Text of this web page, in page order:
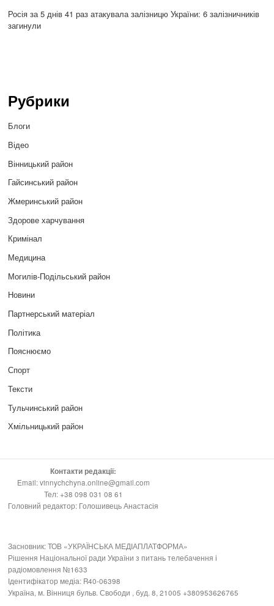
Росія за 5 днів 41 раз атакувала залізницю України: 6 залізничників
загинули
Рубрики
Блоги
Відео
Вінницький район
Гайсинський район
Жмеринський район
Здорове харчування
Кримінал
Медицина
Могилів-Подільський район
Новини
Партнерський матеріал
Політика
Пояснюємо
Спорт
Тексти
Тульчинський район
Хмільницький район
Контакти редакції:
Email: vinnychchyna.online@gmail.com
Тел: +38 098 031 08 61
Головний редактор: Голошивець Анастасія
Засновник: ТОВ «УКРАЇНСЬКА МЕДІАПЛАТФОРМА»
Рішення Національної ради України з питань телебачення і
радіомовлення №1633
Ідентифікатор медіа: R40-06398
Україна, м. Вінниця бульв. Свободи , буд. 8, 21005 +380953626765